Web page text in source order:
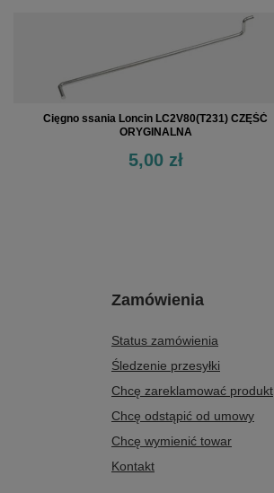
Cięgno ssania Loncin LC2V80(T231) CZĘŚĆ
ORYGINALNA
5,00 zł
Zamówienia
Status zamówienia
Śledzenie przesyłki
Chcę zareklamować produkt
Chcę odstąpić od umowy
Chcę wymienić towar
Kontakt